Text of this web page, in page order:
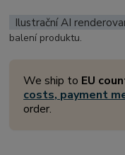
Ilustrační AI
balení produktu.
We ship to EU
costs, payment
order.